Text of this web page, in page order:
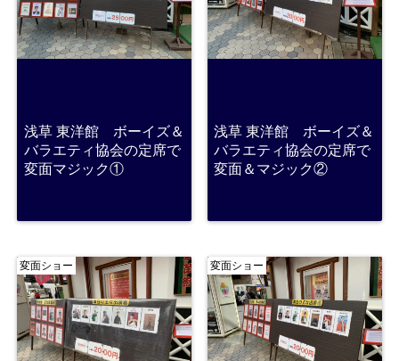
浅草 東洋館 ボーイズ＆
バラエティ協会の定席で
変面マジック①
浅草 東洋館 ボーイズ＆
バラエティ協会の定席で
変面＆マジック②
変面ショー 変面ショー